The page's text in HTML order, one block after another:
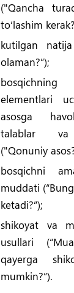
("Qancha
to‘lashim
kutilgan
olaman?”);
elementlari
asosga
talablar va
("Qonuniy
bosqichni
muddati
ketadi?”);
shikoyat va
usullari
qayerga
mumkin?”).